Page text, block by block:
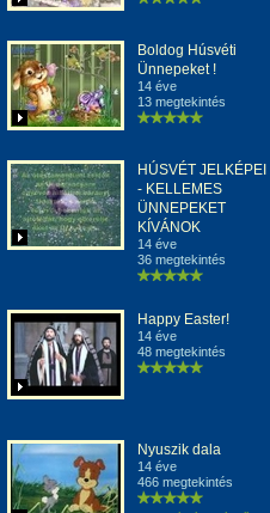
Boldog Húsvéti
Ünnepeket !
14 éve
13 megtekintés
HÚSVÉT JELKÉPEI
- KELLEMES
ÜNNEPEKET
KÍVÁNOK
14 éve
36 megtekintés
Happy Easter!
14 éve
48 megtekintés
Nyuszik dala
14 éve
466 megtekintés